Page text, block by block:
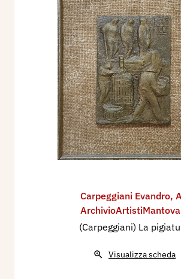
Carpeggiani Evandro,
(Carpeggiani) La
Visualizza scheda